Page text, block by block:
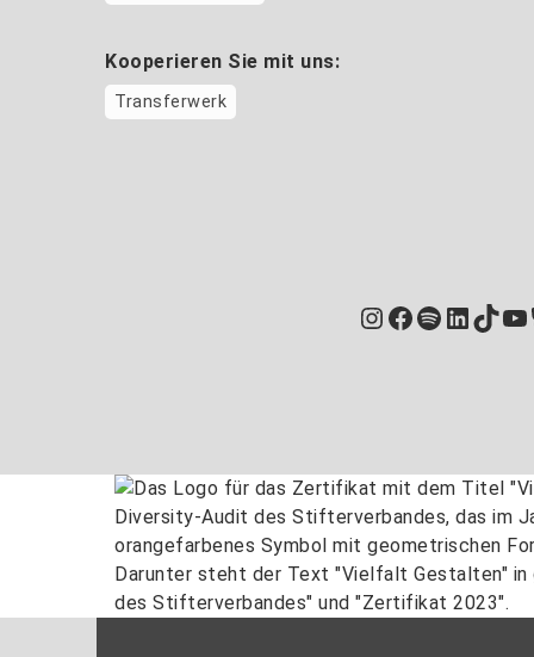
Kooperieren Sie mit uns:
Transferwerk
Instagram
Facebook
Spotify